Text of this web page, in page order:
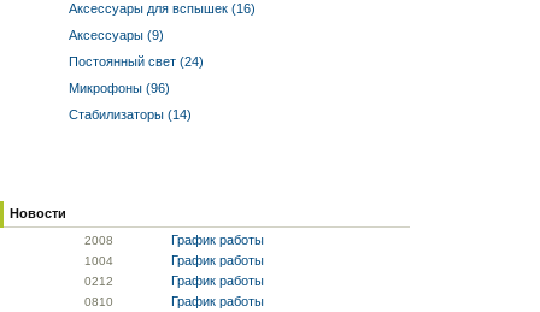
Аксессуары для вспышек (16)
Аксессуары (9)
Постоянный свет (24)
Микрофоны (96)
Стабилизаторы (14)
Новости
2008 График работы
1004 График работы
0212 График работы
0810 График работы